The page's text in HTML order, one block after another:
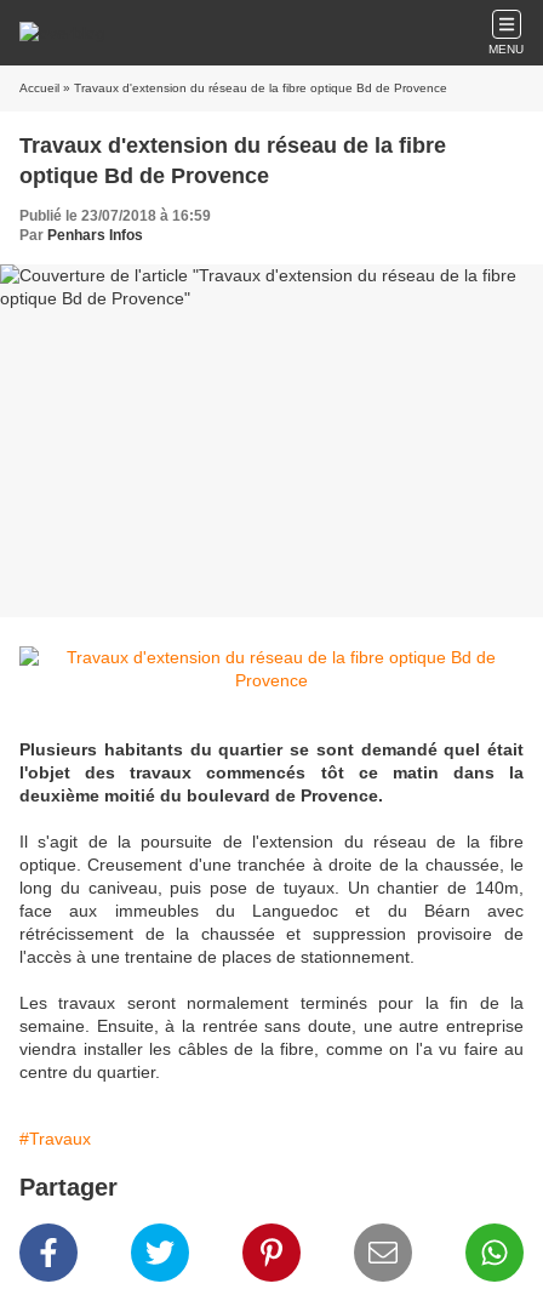
MENU
Accueil » Travaux d'extension du réseau de la fibre optique Bd de Provence
Travaux d'extension du réseau de la fibre
optique Bd de Provence
Publié le 23/07/2018 à 16:59
Par Penhars Infos
Plusieurs habitants du quartier se sont demandé quel était
l'objet des travaux commencés tôt ce matin dans la
deuxième moitié du boulevard de Provence.
Il s'agit de la poursuite de l'extension du réseau de la fibre
optique. Creusement d'une tranchée à droite de la chaussée, le
long du caniveau, puis pose de tuyaux. Un chantier de 140m,
face aux immeubles du Languedoc et du Béarn avec
rétrécissement de la chaussée et suppression provisoire de
l'accès à une trentaine de places de stationnement.
Les travaux seront normalement terminés pour la fin de la
semaine. Ensuite, à la rentrée sans doute, une autre entreprise
viendra installer les câbles de la fibre, comme on l'a vu faire au
centre du quartier.
#Travaux
Partager